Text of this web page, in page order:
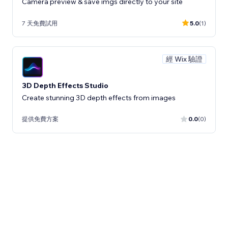
7 天免費試用 5.0(1)
經 Wix 驗證
3D Depth Effects Studio
Create stunning 3D depth effects from images
提供免費方案 0.0(0)